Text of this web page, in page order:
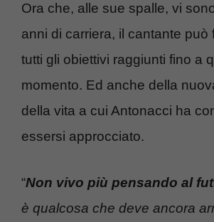
Ora che, alle sue spalle, vi
anni di carriera, il cantante può
tutti gli obiettivi raggiunti fino a
momento. Ed anche della
della vita a cui Antonacci ha
essersi approcciato.
“Non vivo più pensando al
è qualcosa che deve ancora